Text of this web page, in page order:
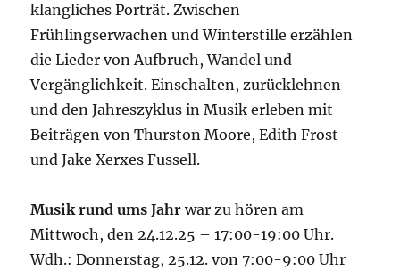
klangliches Porträt. Zwischen
Frühlingserwachen und Winterstille erzählen
die Lieder von Aufbruch, Wandel und
Vergänglichkeit. Einschalten, zurücklehnen
und den Jahreszyklus in Musik erleben mit
Beiträgen von Thurston Moore, Edith Frost
und Jake Xerxes Fussell.
Musik rund ums Jahrwar zu hören am
Mittwoch, den 24.12.25 – 17:00-19:00 Uhr.
Wdh.: Donnerstag, 25.12. von 7:00-9:00 Uhr